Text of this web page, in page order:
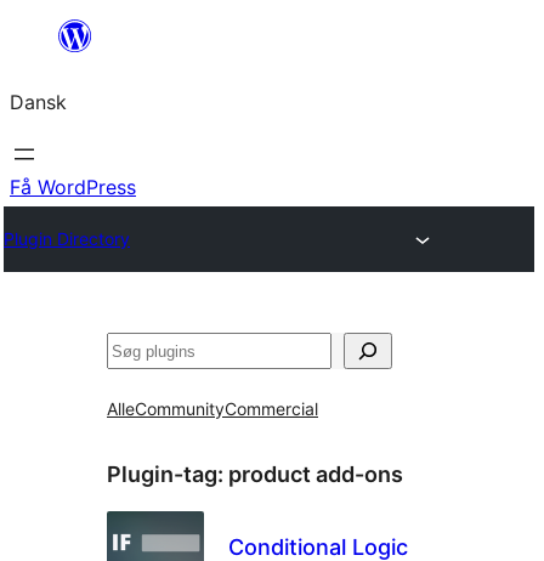
Spring
indhold
Dansk
Få WordPress
Plugin Directory
Søg
AlleCommunityCommercial
Plugin-tag: product add-ons
Conditional Logic